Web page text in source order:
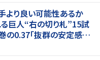
より良い可能性あるか
巨人“右の切り札”15試
0.37「抜群の安定感を